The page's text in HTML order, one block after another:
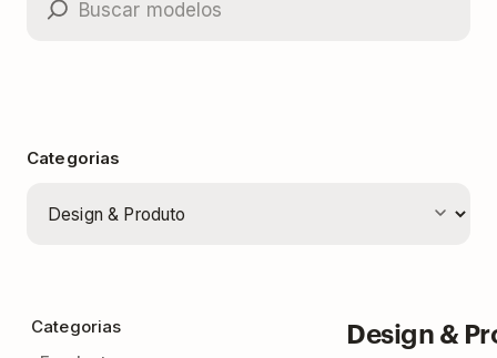
Categorias
Categorias
Design &